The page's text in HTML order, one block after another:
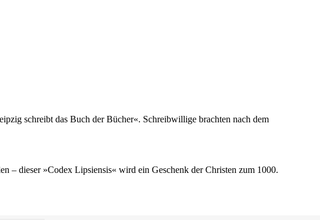
schreibt das Buch der Bücher«. Schreibwillige brachten nach dem
– dieser »Codex Lipsiensis« wird ein Geschenk der Christen zum 1000.